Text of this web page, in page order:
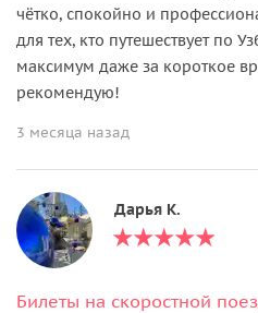
чётко, спокойно и
для тех, кто путешествует по
максимум даже за короткое
рекомендую!
3 месяца назад
Дарья К.